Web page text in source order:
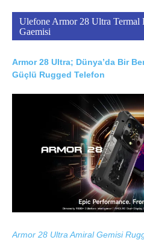
Ulefone Armor 28 Ultra Termal
Gaemisi
Armor 28 Ultra; Dünya’da Bir
Güçlü Rugged Telefon
Armor 28 Ultra Amiral Gemisi